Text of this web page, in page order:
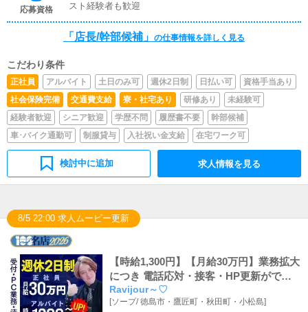
応募資格
スト経験者も歓迎
「店長/幹部候補」 の仕事情報を詳しく見る
こだわり条件
正社員 アルバイト 土日のみ可 週休2日制 日払い可
資格手当あり
社会保険完備
交通費支給 寮・社宅あり 研修あり
未経験可
経験者歓迎
シニア歓迎 学歴不問 履歴書不要
幹部候補
車･バイク通勤可
制服貸与 入社祝い金支給 在宅ワーク可
検討中に追加 求人情報を見る
8/5 22:00 求人ムービー更新
【時給1,300円】【月給30万円】業務拡大
につき 電話応対・接客・HP更新ができ
るスーパーアルバイトスタッフ・正社員
募集
Ravijour～♡
[ソープ/徳島市・鷹匠町・秋田町・小松島]